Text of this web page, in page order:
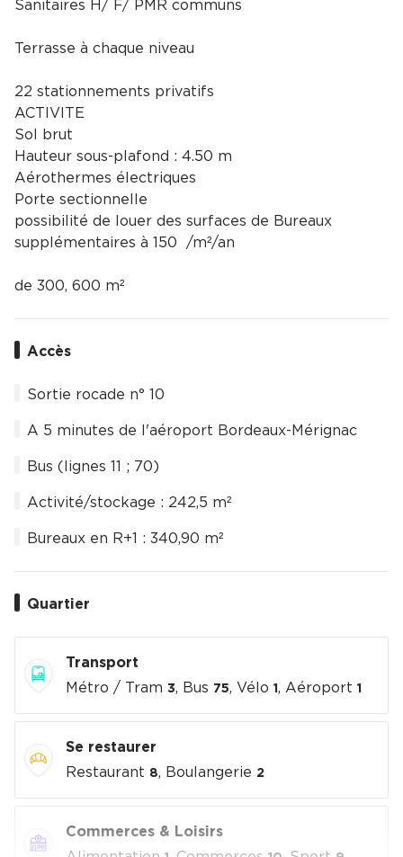
Sanitaires H/ F/ PMR communs
Terrasse à chaque niveau
22 stationnements privatifs
ACTIVITE
Sol brut
Hauteur sous-plafond : 4.50 m
Aérothermes électriques
Porte sectionnelle
possibilité de louer des surfaces de Bureaux
supplémentaires à 150  /m²/an
de 300, 600 m²
Accès
Sortie rocade n° 10
A 5 minutes de l'aéroport Bordeaux-Mérignac
Bus (lignes 11 ; 70)
Activité/stockage : 242,5 m²
Bureaux en R+1 : 340,90 m²
Quartier
Transport
Métro / Tram 3, Bus 75, Vélo 1 , Aéroport 1
Se restaurer
Restaurant 8, Boulangerie 2
Commerces & Loisirs